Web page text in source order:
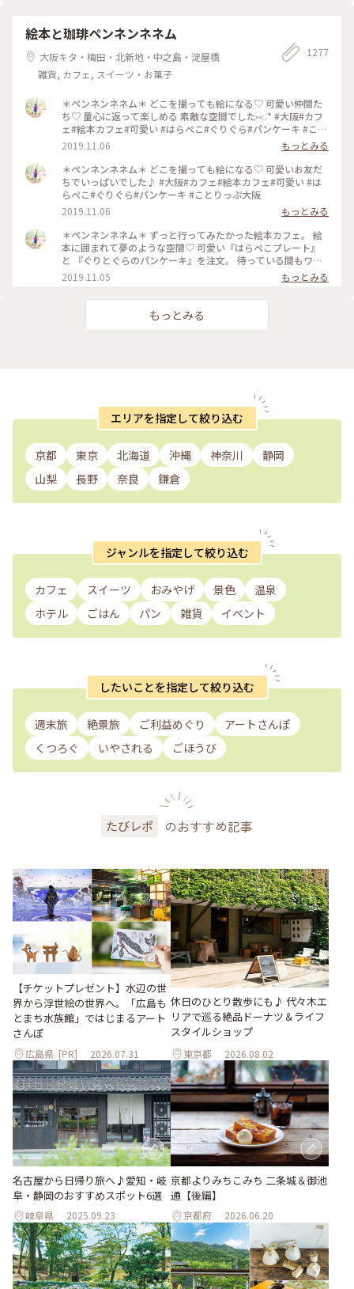
絵本と珈琲ペンネンネネム
大阪キタ・梅田・北新地・中之島・淀屋橋
雑貨, カフェ, スイーツ・お菓子
1277
＊ペンネンネネム＊ どこを撮っても絵になる♡ 可愛い仲間た
ち♡ 童心に返って楽しめる 素敵な空間でした⑅︎◡̈︎* #大阪#カフ
ェ#絵本カフェ#可愛い #はらぺこ#ぐりぐら#パンケーキ #こと
りっぷ大阪
2019.11.06
もっとみる
＊ペンネンネネム＊ どこを撮っても絵になる♡ 可愛いお友だ
ちでいっぱいでした♪ #大阪#カフェ#絵本カフェ#可愛い #は
らぺこ#ぐりぐら#パンケーキ #ことりっぷ大阪
2019.11.06
もっとみる
＊ペンネンネネム＊ ずっと行ってみたかった絵本カフェ。 絵
本に囲まれて夢のような空間♡ 可愛い『はらぺこプレート』
と 『ぐりとぐらのパンケーキ』を注文。 待っている間もワク
ワクが止まりません♪ どうしたら上手に撮れるかな〜 そんな
時間も楽しい♡︎ʾʾ 癒しのひと時でした(*´˘`*) #大阪#カフェ#絵
本カフェ#可愛い #はらぺこ#ぐりぐら#パンケーキ #ことりっ
2019.11.05 もっとみる
もっとみる
エリアを指定して絞り込む
京都 東京 北海道 沖縄 神奈川
静岡
山梨
長野 奈良 鎌倉
ジャンルを指定して絞り込む
カフェ スイーツ おみやげ 景色
温泉
ホテル
ごはん パン 雑貨 イベント
したいことを指定して絞り込む
週末旅 絶景旅 ご利益めぐり
アートさんぽ
くつろぐ
いやされる ごほうび
たびレポ のおすすめ記事
【チケットプレゼント】水辺の世
界から浮世絵の世界へ。「広島も
とまち水族館」ではじまるアート
さんぽ
広島県 [PR] 2026.07.31
休日のひとり散歩にも♪ 代々木エ
リアで巡る絶品ドーナツ＆ライフ
スタイルショップ
東京都 2026.08.02
名古屋から日帰り旅へ♪愛知・岐
阜・静岡のおすすめスポット6選
岐阜県 2025.09.23
京都よりみちこみち 二条城＆御池
通【後編】
京都府 2026.06.20